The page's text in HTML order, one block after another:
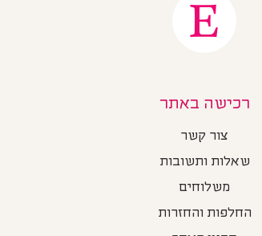
רכישה באתר
צור קשר
שאלות ותשובות
משלוחים
החלפות והחזרות